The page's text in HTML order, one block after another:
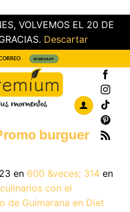
VOLVEMOS EL 20 DE
Descartar
WHATSAPP
burguer
en 600 &veces; 314 en
con el
de Guimarana en Diet